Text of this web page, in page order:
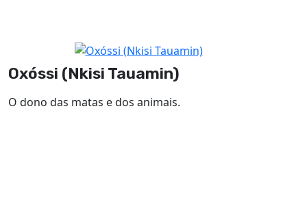
Oxóssi (Nkisi Tauamin)
O dono das matas e dos animais.